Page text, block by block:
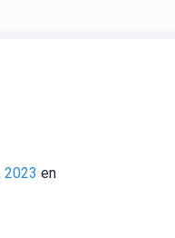
2023 en